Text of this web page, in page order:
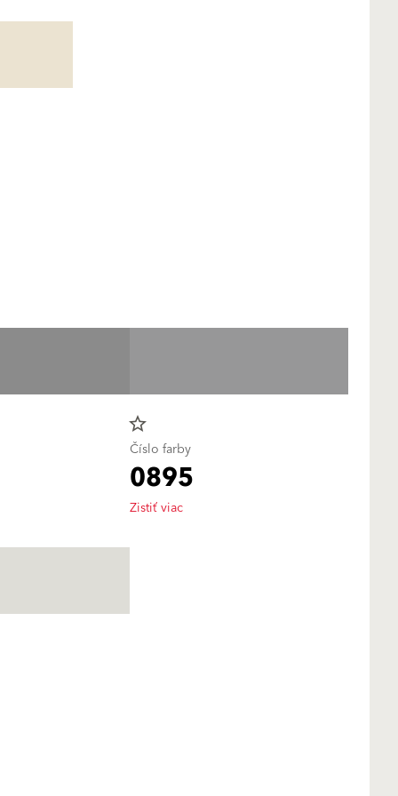
star_border
Číslo farby
0895
Zistiť viac